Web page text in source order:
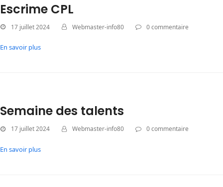
Escrime CPL
17 juillet 2024 Webmaster-info80 0 commentaire
En savoir plus
Semaine des talents
17 juillet 2024 Webmaster-info80 0 commentaire
En savoir plus